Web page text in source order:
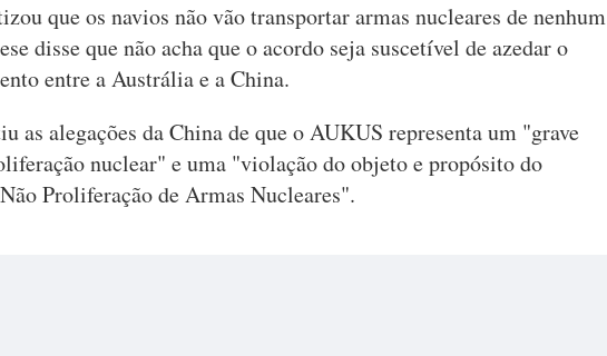
que os navios não vão transportar armas nucleares de nenhum
disse que não acha que o acordo seja suscetível de azedar o
entre a Austrália e a China.
as alegações da China de que o AUKUS representa um "grave
nuclear" e uma "violação do objeto e propósito do
Proliferação de Armas Nucleares".